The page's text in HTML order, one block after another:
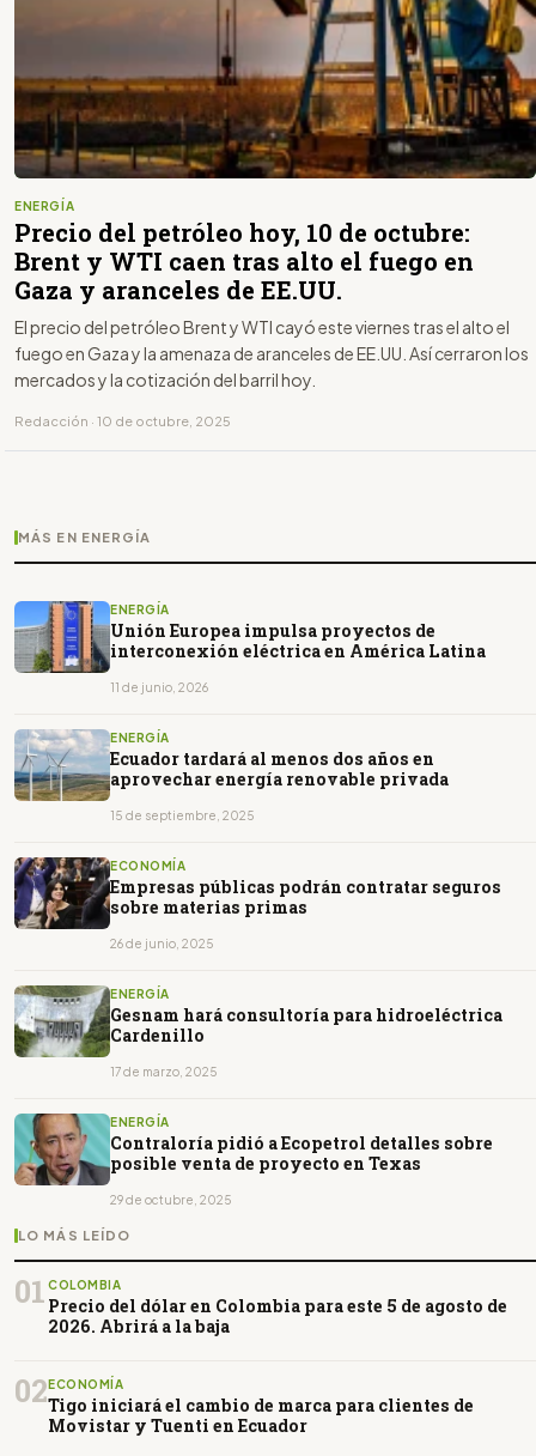
ENERGÍA
Precio del petróleo hoy, 10 de octubre:
Brent y WTI caen tras alto el fuego en
Gaza y aranceles de EE.UU.
El precio del petróleo Brent y WTI cayó este viernes tras el alto el
fuego en Gaza y la amenaza de aranceles de EE.UU. Así cerraron los
mercados y la cotización del barril hoy.
Redacción · 10 de octubre, 2025
MÁS EN ENERGÍA
ENERGÍA
Unión Europea impulsa proyectos de
interconexión eléctrica en América Latina
11 de junio, 2026
ENERGÍA
Ecuador tardará al menos dos años en
aprovechar energía renovable privada
15 de septiembre, 2025
ECONOMÍA
Empresas públicas podrán contratar seguros
sobre materias primas
26 de junio, 2025
ENERGÍA
Gesnam hará consultoría para hidroeléctrica
Cardenillo
17 de marzo, 2025
ENERGÍA
Contraloría pidió a Ecopetrol detalles sobre
posible venta de proyecto en Texas
29 de octubre, 2025
LO MÁS LEÍDO
01 COLOMBIA
Precio del dólar en Colombia para este 5 de agosto de
2026. Abrirá a la baja
02 ECONOMÍA
Tigo iniciará el cambio de marca para clientes de
Movistar y Tuenti en Ecuador